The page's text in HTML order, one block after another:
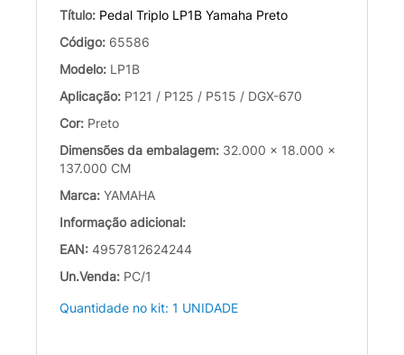
Título: Pedal Triplo LP1B Yamaha Preto
Código: 65586
Modelo: LP1B
Aplicação: P121 / P125 / P515 / DGX-670
Cor: Preto
Dimensões da embalagem: 32.000 x 18.000 x
137.000 CM
Marca: YAMAHA
Informação adicional:
EAN: 4957812624244
Un.Venda: PC/1
Quantidade no kit: 1 UNIDADE